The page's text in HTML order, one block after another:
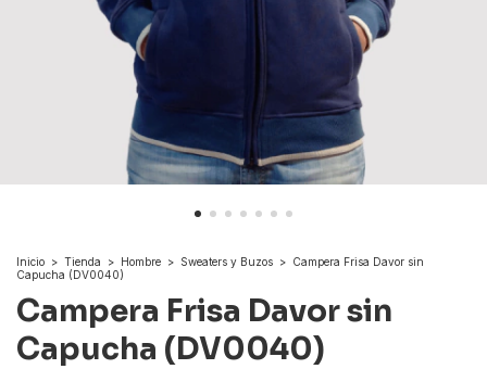
Inicio > Tienda > Hombre > Sweaters y Buzos > Campera Frisa Davor sin
Capucha (DV0040)
Campera Frisa Davor sin
Capucha (DV0040)